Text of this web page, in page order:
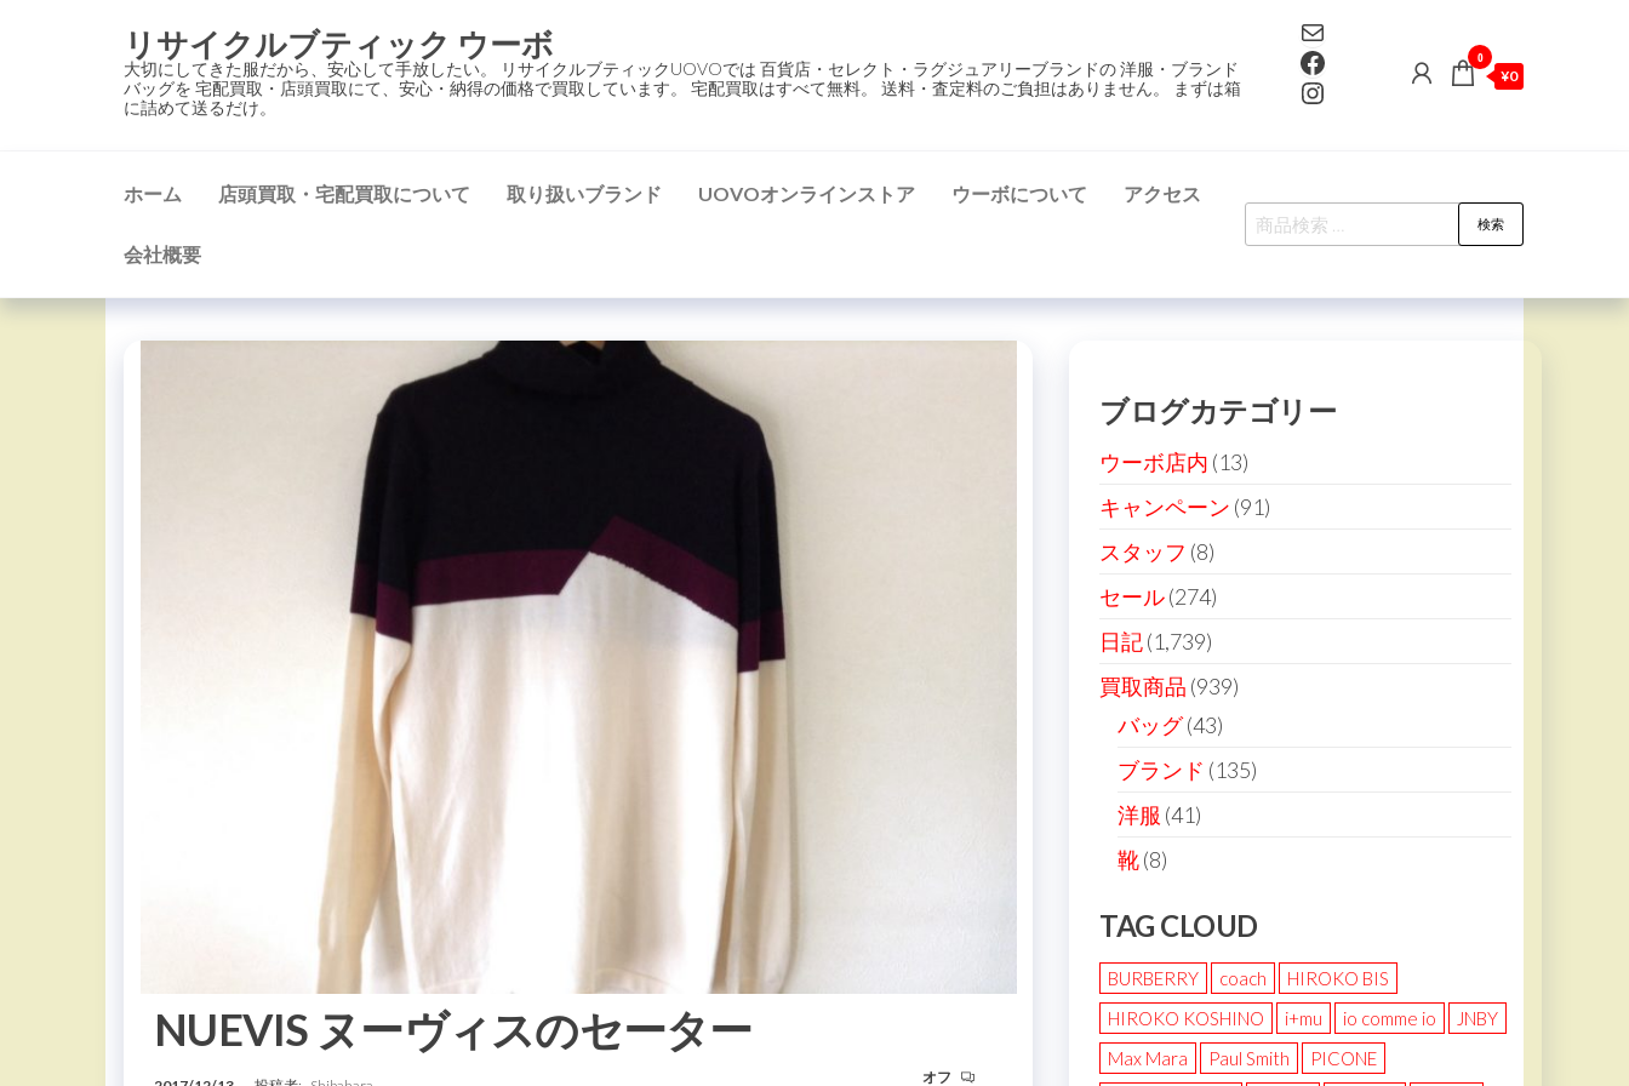
リサイクルブティック ウーボ
大切にしてきた服だから、安心して手放したい。 リサイクルブティックUOVOでは 百貨店・セレクト・ラグジュアリーブランドの 洋服・ブランド
バッグを 宅配買取・店頭買取にて、安心・納得の価格で買取しています。 宅配買取はすべて無料。 送料・査定料のご負担はありません。 まずは箱
に詰めて送るだけ。
Mail
Facebook
Instagram
0
¥0
ホーム 店頭買取・宅配買取について 取り扱いブランド UOVOオンラインストア ウーボについて アクセス
会社概要
検
索
検索
NUEVIS ヌーヴィスのセーター
オフ
ブログカテゴリー
ウーボ店内 (13)
キャンペーン (91)
スタッフ (8)
セール(274)
日記(1,739)
買取商品 (939)
バッグ(43)
ブランド (135)
洋服 (41)
靴(8)
TAG CLOUD
BURBERRY coach
HIROKO BIS
HIROKO KOSHINO
i+mu io comme io
JNBY
Max Mara
Paul Smith PICONE